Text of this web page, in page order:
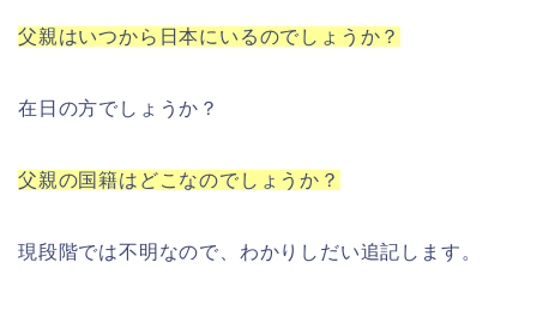
父親はいつから日本にいるのでしょうか？
在日の方でしょうか？
父親の国籍はどこなのでしょうか？
現段階では不明なので、わかりしだい追記します。